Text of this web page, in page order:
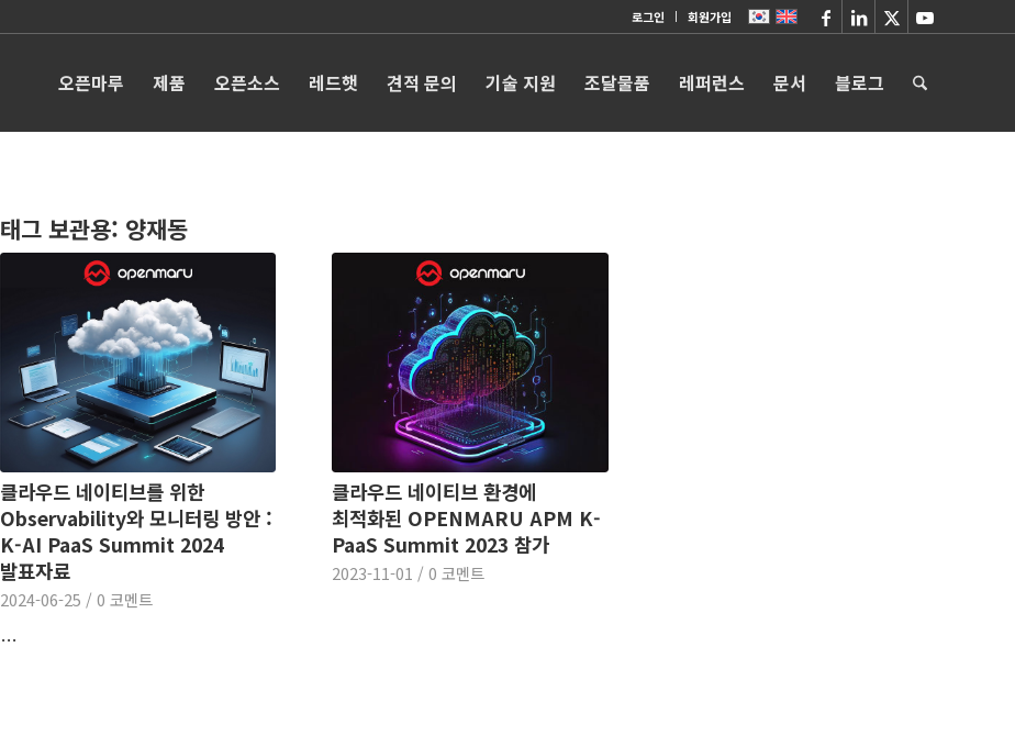
로그인 회원가입
오픈마루 제품 오픈소스 레드햇 견적 문의 기술 지원 조달물품 레퍼런스 문서 블로그
태그 보관용: 양재동
클라우드 네이티브를 위한
Observability와 모니터링 방안 :
K-AI PaaS Summit 2024
발표자료
2024-06-25 / 0 코멘트
…
클라우드 네이티브 환경에
최적화된 OPENMARU APM K-
PaaS Summit 2023 참가
2023-11-01 / 0 코멘트